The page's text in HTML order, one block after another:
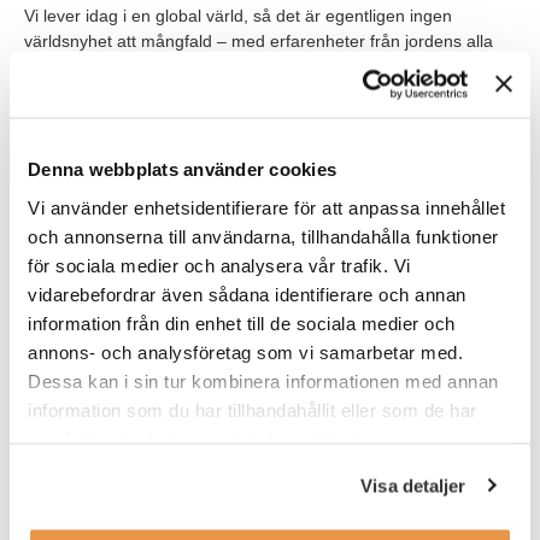
Denna webbplats använder cookies
Vi använder enhetsidentifierare för att anpassa innehållet
och annonserna till användarna, tillhandahålla funktioner
för sociala medier och analysera vår trafik. Vi
vidarebefordrar även sådana identifierare och annan
information från din enhet till de sociala medier och
annons- och analysföretag som vi samarbetar med.
Dessa kan i sin tur kombinera informationen med annan
information som du har tillhandahållit eller som de har
Visa detaljer
Vi lever idag i en global värld, så det är egentligen ingen
världsnyhet att mångfald – med erfarenheter från jordens alla
hörn – bidrar till konkurrenskraft. Förhoppningsvis inser företag
att den här trenden är viktig. Och att det inte är aktuellt att inte
oväntade kandidater genom en mer objektiv
företagskassan. Mångfaldsrekrytering lönar sig helt enkelt.
Vill du veta mer om mångfaldsrekrytering?Hör av dig
TNG arbetar vi varje dag medfördomsfri rekryteringsom
bidrar till mångfald på arbetsplatser.
Skribent
Charlotte Ulvros
varumärke och digitala utveckling. Med bakgrund inom
digital marknadsföring, webb, content och analys. Hon